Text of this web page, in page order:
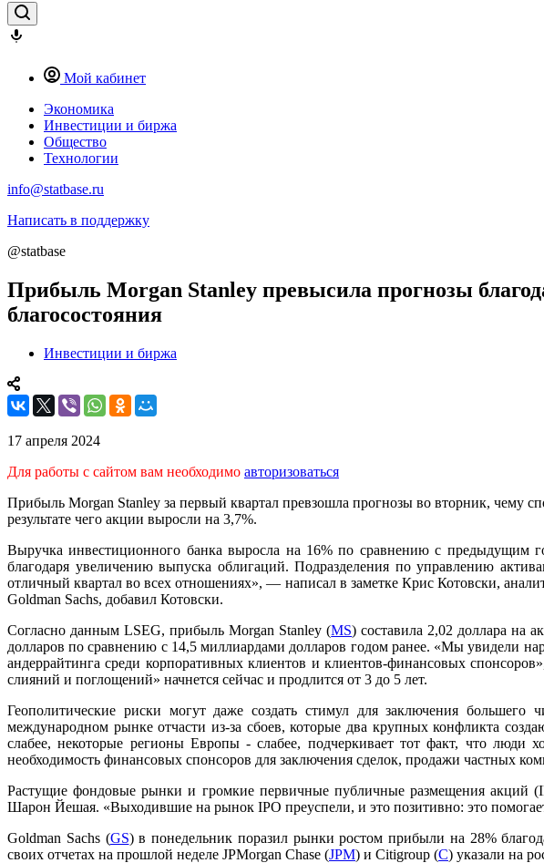
Мой кабинет
Экономика
Инвестиции и биржа
Общество
Технологии
info@statbase.ru
Написать в поддержку
@statbase
Прибыль Morgan Stanley превысила прогнозы
благосостояния
Инвестиции и биржа
17 апреля 2024
Для работы с сайтом вам необходимо авторизоваться
Прибыль Morgan Stanley за первый квартал превзошла прогнозы во вторник, чему
результате чего акции выросли на 3,7%.
Выручка инвестиционного банка выросла на 16% по сравнению с предыдущим
благодаря увеличению выпуска облигаций. Подразделения по управлению
отличный квартал во всех отношениях», — написал в заметке Крис Котовски,
Goldman Sachs, добавил Котовски.
Согласно данным LSEG, прибыль Morgan Stanley (MS) составила 2,02 доллара на
долларов по сравнению с 14,5 миллиардами долларов годом ранее. «Мы увидели
андеррайтинга среди корпоративных клиентов и клиентов-финансовых
слияний и поглощений» начнется сейчас и продлится от 3 до 5 лет.
Геополитические риски могут даже создать стимул для заключения
международном рынке отчасти из-за сбоев, которые два крупных конфликта
слабее, некоторые регионы Европы - слабее, подчеркивает тот факт, что
необходимость финансовых спонсоров для заключения сделок, продажи частных
Растущие фондовые рынки и громкие первичные публичные размещения акций
Шарон Йешая. «Выходившие на рынок IPO преуспели, и это позитивно: это
Goldman Sachs (GS) в понедельник поразил рынки ростом прибыли на 28%
своих отчетах на прошлой неделе JPMorgan Chase (JPM) и Citigroup (C) указали на